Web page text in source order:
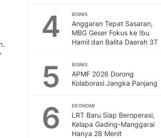
4 BISNIS
Anggaran Tepat Sasaran,
MBG Geser Fokus ke Ibu
Hamil dan Balita Daerah 3T
5 BISNIS
APMF 2026 Dorong
Kolaborasi Jangka Panjang
6 EKONOMI
LRT Baru Siap Beroperasi,
Kelapa Gading-Manggarai
Hanya 28 Menit